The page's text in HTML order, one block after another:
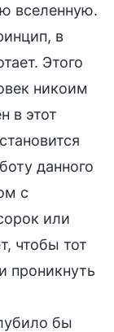
вселенную.
в
Этого
никоим
в этот
данного
с
или
чтобы тот
проникнуть
бы